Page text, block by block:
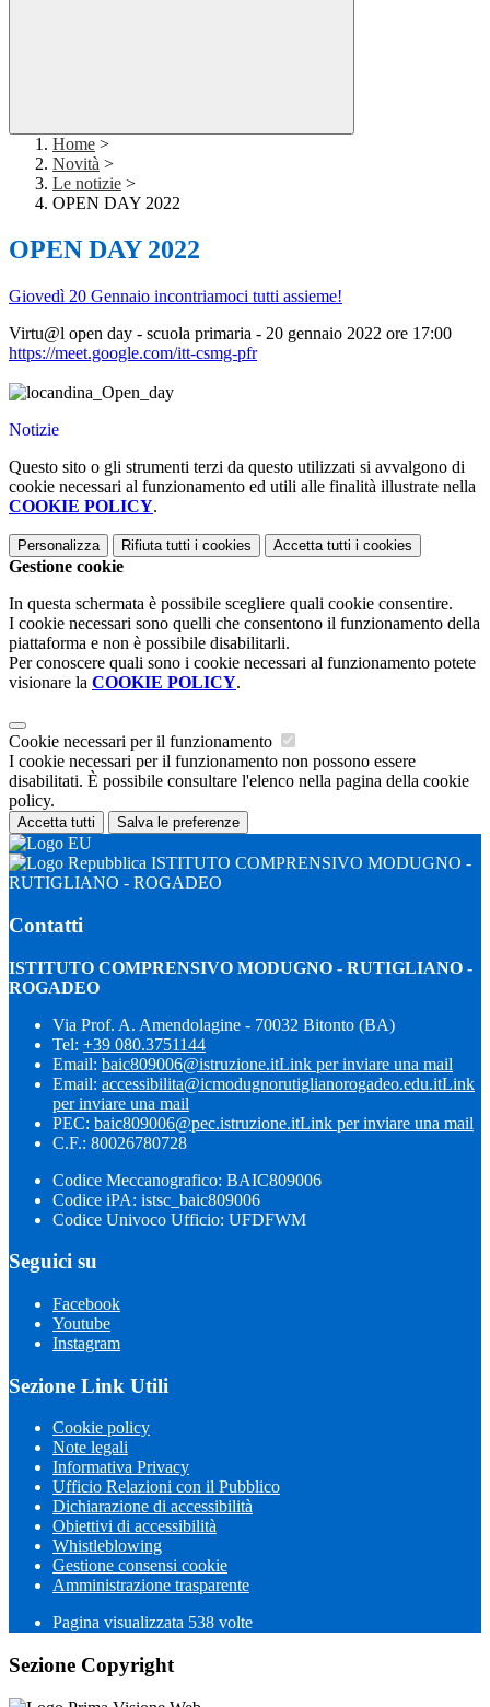
Home >
Novità >
Le notizie >
OPEN DAY 2022
OPEN DAY 2022
Giovedì 20 Gennaio incontriamoci tutti assieme!
Virtu@l open day - scuola primaria - 20 gennaio 2022 ore 17:00
https://meet.google.com/itt-csmg-pfr
Notizie
Questo sito o gli strumenti terzi da questo utilizzati si avvalgono di
cookie necessari al funzionamento ed utili alle finalità illustrate nella
COOKIE POLICY.
Personalizza Rifiuta tutti i cookies Accetta tutti i cookies
Gestione cookie
In questa schermata è possibile scegliere quali cookie consentire.
I cookie necessari sono quelli che consentono il funzionamento della
piattaforma e non è possibile disabilitarli.
Per conoscere quali sono i cookie necessari al funzionamento potete
visionare la COOKIE POLICY.
Cookie necessari per il funzionamento
I cookie necessari per il funzionamento non possono essere
disabilitati. È possibile consultare l'elenco nella pagina della cookie
policy.
Accetta tutti Salva le preferenze
ISTITUTO COMPRENSIVO MODUGNO -
RUTIGLIANO - ROGADEO
Contatti
ISTITUTO COMPRENSIVO MODUGNO - RUTIGLIANO -
ROGADEO
Via Prof. A. Amendolagine - 70032 Bitonto (BA)
Tel: +39 080.3751144
Email: baic809006@istruzione.itLink per inviare una mail
Email: accessibilita@icmodugnorutiglianorogadeo.edu.itLink
per inviare una mail
PEC: baic809006@pec.istruzione.itLink per inviare una mail
C.F.: 80026780728
Codice Meccanografico: BAIC809006
Codice iPA: istsc_baic809006
Codice Univoco Ufficio: UFDFWM
Seguici su
Facebook
Youtube
Instagram
Sezione Link Utili
Cookie policy
Note legali
Informativa Privacy
Ufficio Relazioni con il Pubblico
Dichiarazione di accessibilità
Obiettivi di accessibilità
Whistleblowing
Gestione consensi cookie
Amministrazione trasparente
Pagina visualizzata 538 volte
Sezione Copyright